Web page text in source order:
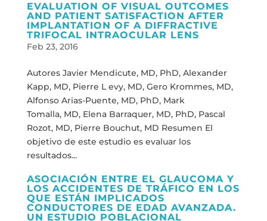
EVALUATION OF VISUAL OUTCOMES
AND PATIENT SATISFACTION AFTER
IMPLANTATION OF A DIFFRACTIVE
TRIFOCAL INTRAOCULAR LENS
Feb 23, 2016
Autores Javier Mendicute, MD, PhD, Alexander
Kapp, MD, Pierre L evy, MD, Gero Krommes, MD,
Alfonso Arias-Puente, MD, PhD, Mark
Tomalla, MD, Elena Barraquer, MD, PhD, Pascal
Rozot, MD, Pierre Bouchut, MD Resumen El
objetivo de este estudio es evaluar los
resultados...
ASOCIACIÓN ENTRE EL GLAUCOMA Y
LOS ACCIDENTES DE TRÁFICO EN LOS
QUE ESTÁN IMPLICADOS
CONDUCTORES DE EDAD AVANZADA.
UN ESTUDIO POBLACIONAL